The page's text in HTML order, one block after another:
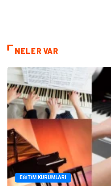
NELER VAR
EĞITIM KURUMLARI